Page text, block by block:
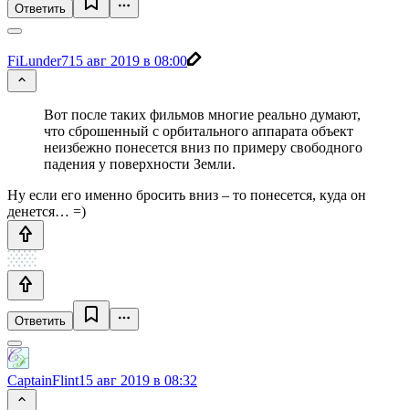
Ответить
FiLunder715 авг 2019 в 08:00
Вот после таких фильмов многие реально думают,
что сброшенный с орбитального аппарата объект
неизбежно понесется вниз по примеру свободного
падения у поверхности Земли.
Ну если его именно бросить вниз – то понесется, куда он
денется… =)
Ответить
CaptainFlint15 авг 2019 в 08:32